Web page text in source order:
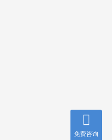
免费咨询